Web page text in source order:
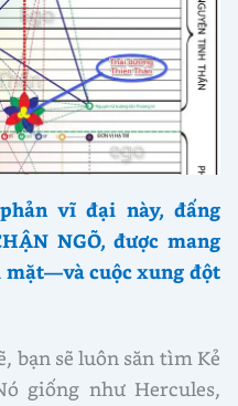
vĩ đại này, đấng
NGÕ, được mang
cuộc xung đột
bạn sẽ luôn săn tìm Kẻ
giống như Hercules,